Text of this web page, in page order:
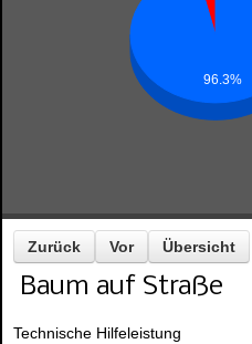
96.3%
Zurück Vor Übersicht
Baum auf Straße
Technische Hilfeleistung